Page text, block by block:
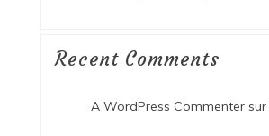
Recent Comments
A WordPress Commentersur